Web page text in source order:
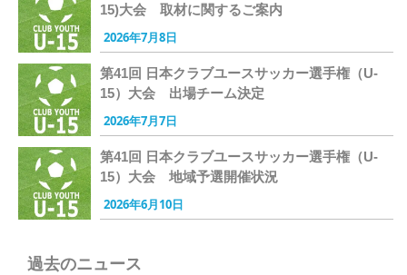
15)大会 取材に関するご案内
2026年7月8日
第41回 日本クラブユースサッカー選手権（U-
15）大会 出場チーム決定
2026年7月7日
第41回 日本クラブユースサッカー選手権（U-
15）大会 地域予選開催状況
2026年6月10日
過去のニュース